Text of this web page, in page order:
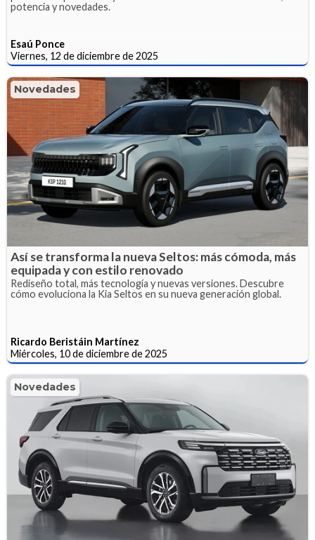
potencia y novedades.
Esaú Ponce
Viernes, 12 de diciembre de 2025
Novedades
Así se transforma la nueva Seltos: más cómoda, más
equipada y con estilo renovado
Rediseño total, más tecnología y nuevas versiones. Descubre
cómo evoluciona la Kia Seltos en su nueva generación global.
Ricardo Beristáin Martínez
Miércoles, 10 de diciembre de 2025
Novedades